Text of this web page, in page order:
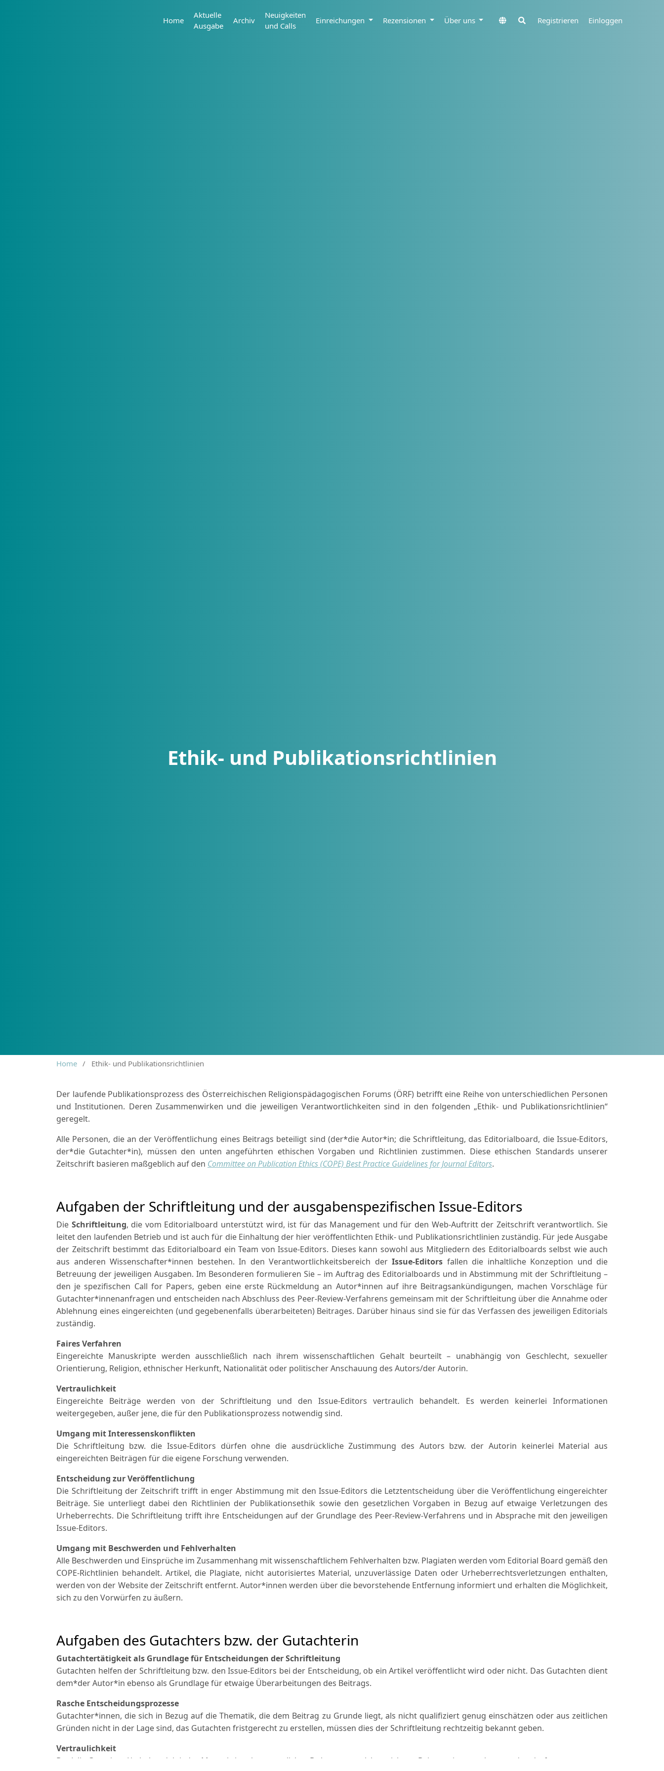
Home
Aktuelle
Ausgabe
Archiv
Neuigkeiten
und Calls
Einreichungen Rezensionen Über uns Registrieren Einloggen
Ethik- und Publikationsrichtlinien
Home / Ethik- und Publikationsrichtlinien
Der laufende Publikationsprozess des Österreichischen Religionspädagogischen Forums (ÖRF) betrifft eine Reihe von unterschiedlichen Personen
und Institutionen. Deren Zusammenwirken und die jeweiligen Verantwortlichkeiten sind in den folgenden „Ethik- und Publikationsrichtlinien“
geregelt.
Alle Personen, die an der Veröffentlichung eines Beitrags beteiligt sind (der*die Autor*in; die Schriftleitung, das Editorialboard, die Issue-Editors,
der*die Gutachter*in), müssen den unten angeführten ethischen Vorgaben und Richtlinien zustimmen. Diese ethischen Standards unserer
Zeitschrift basieren maßgeblich auf den Committee on Publication Ethics (COPE) Best Practice Guidelines for Journal Editors.
Aufgaben der Schriftleitung und der ausgabenspezifischen Issue-Editors
Die Schriftleitung, die vom Editorialboard unterstützt wird, ist für das Management und für den Web-Auftritt der Zeitschrift verantwortlich. Sie
leitet den laufenden Betrieb und ist auch für die Einhaltung der hier veröffentlichten Ethik- und Publikationsrichtlinien zuständig. Für jede Ausgabe
der Zeitschrift bestimmt das Editorialboard ein Team von Issue-Editors. Dieses kann sowohl aus Mitgliedern des Editorialboards selbst wie auch
aus anderen Wissenschafter*innen bestehen. In den Verantwortlichkeitsbereich der Issue-Editors fallen die inhaltliche Konzeption und die
Betreuung der jeweiligen Ausgaben. Im Besonderen formulieren Sie – im Auftrag des Editorialboards und in Abstimmung mit der Schriftleitung –
den je spezifischen Call for Papers, geben eine erste Rückmeldung an Autor*innen auf ihre Beitragsankündigungen, machen Vorschläge für
Gutachter*innenanfragen und entscheiden nach Abschluss des Peer-Review-Verfahrens gemeinsam mit der Schriftleitung über die Annahme oder
Ablehnung eines eingereichten (und gegebenenfalls überarbeiteten) Beitrages. Darüber hinaus sind sie für das Verfassen des jeweiligen Editorials
zuständig.
Faires Verfahren
Eingereichte Manuskripte werden ausschließlich nach ihrem wissenschaftlichen Gehalt beurteilt – unabhängig von Geschlecht, sexueller
Orientierung, Religion, ethnischer Herkunft, Nationalität oder politischer Anschauung des Autors/der Autorin.
Vertraulichkeit
Eingereichte Beiträge werden von der Schriftleitung und den Issue-Editors vertraulich behandelt. Es werden keinerlei Informationen
weitergegeben, außer jene, die für den Publikationsprozess notwendig sind.
Umgang mit Interessenskonflikten
Die Schriftleitung bzw. die Issue-Editors dürfen ohne die ausdrückliche Zustimmung des Autors bzw. der Autorin keinerlei Material aus
eingereichten Beiträgen für die eigene Forschung verwenden.
Entscheidung zur Veröffentlichung
Die Schriftleitung der Zeitschrift trifft in enger Abstimmung mit den Issue-Editors die Letztentscheidung über die Veröffentlichung eingereichter
Beiträge. Sie unterliegt dabei den Richtlinien der Publikationsethik sowie den gesetzlichen Vorgaben in Bezug auf etwaige Verletzungen des
Urheberrechts. Die Schriftleitung trifft ihre Entscheidungen auf der Grundlage des Peer-Review-Verfahrens und in Absprache mit den jeweiligen
Issue-Editors.
Umgang mit Beschwerden und Fehlverhalten
Alle Beschwerden und Einsprüche im Zusammenhang mit wissenschaftlichem Fehlverhalten bzw. Plagiaten werden vom Editorial Board gemäß den
COPE-Richtlinien behandelt. Artikel, die Plagiate, nicht autorisiertes Material, unzuverlässige Daten oder Urheberrechtsverletzungen enthalten,
werden von der Website der Zeitschrift entfernt. Autor*innen werden über die bevorstehende Entfernung informiert und erhalten die Möglichkeit,
sich zu den Vorwürfen zu äußern.
Aufgaben des Gutachters bzw. der Gutachterin
Gutachtertätigkeit als Grundlage für Entscheidungen der Schriftleitung
Gutachten helfen der Schriftleitung bzw. den Issue-Editors bei der Entscheidung, ob ein Artikel veröffentlicht wird oder nicht. Das Gutachten dient
dem*der Autor*in ebenso als Grundlage für etwaige Überarbeitungen des Beitrags.
Rasche Entscheidungsprozesse
Gutachter*innen, die sich in Bezug auf die Thematik, die dem Beitrag zu Grunde liegt, als nicht qualifiziert genug einschätzen oder aus zeitlichen
Gründen nicht in der Lage sind, das Gutachten fristgerecht zu erstellen, müssen dies der Schriftleitung rechtzeitig bekannt geben.
Vertraulichkeit
Der*die Gutachter*in behandelt jedes Manuskript als vertrauliches Dokument, welches nicht an Dritte weitergegeben werden darf.